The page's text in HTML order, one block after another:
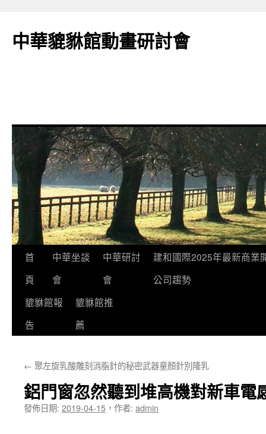
主
中華貔貅館動畫研討會
首
頁
中華坐談
會
中華研討
會
建和國際2025年最新商業
公司趨勢
貔貅館報
告
貔貅館推
薦
← 聚左旋乳酸雕刻消脂針的秘密武器童顏針別隆乳
鋁門窗忽然聽到堆高機對新車電
發佈日期: 2019-04-15 ， 作者: admin